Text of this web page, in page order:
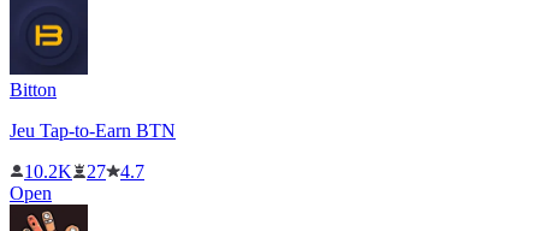
Bitton
Jeu Tap-to-Earn BTN
10.2K
27
4.7
Open